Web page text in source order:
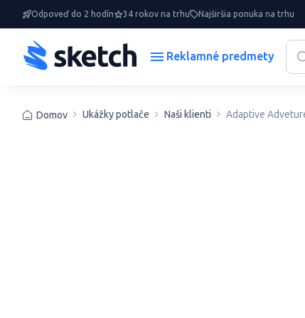
Odpoveď do 2 hodín 34 rokov na trhu Najširšia ponuka na trhu
Reklamné predmety
Domov Ukážky potlače Naši klienti Adaptive